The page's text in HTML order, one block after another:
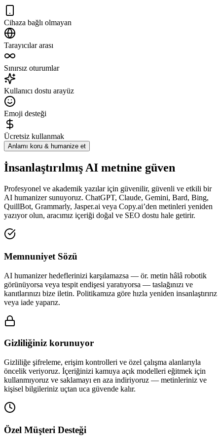
Cihaza bağlı olmayan
Tarayıcılar arası
Sınırsız oturumlar
Kullanıcı dostu arayüz
Emoji desteği
Ücretsiz kullanmak
Anlamı koru & humanize et
İnsanlaştırılmış AI metnine güven
Profesyonel ve akademik yazılar için güvenilir, güvenli ve etkili bir
AI humanizer sunuyoruz. ChatGPT, Claude, Gemini, Bard, Bing,
QuillBot, Grammarly, Jasper.ai veya Copy.ai’den metinleri yeniden
yazıyor olun, aracımız içeriği doğal ve SEO dostu hale getirir.
Memnuniyet Sözü
AI humanizer hedeflerinizi karşılamazsa — ör. metin hâlâ robotik
görünüyorsa veya tespit endişesi yaratıyorsa — taslağınızı ve
kanıtlarınızı bize iletin. Politikamıza göre hızla yeniden insanlaştırırız
veya iade yaparız.
Gizliliğiniz korunuyor
Gizliliğe şifreleme, erişim kontrolleri ve özel çalışma alanlarıyla
öncelik veriyoruz. İçeriğinizi kamuya açık modelleri eğitmek için
kullanmıyoruz ve saklamayı en aza indiriyoruz — metinleriniz ve
kişisel bilgileriniz uçtan uca güvende kalır.
Özel Müşteri Desteği